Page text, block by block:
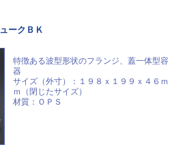
ークＢＫ
特徴ある波型形状のフランジ、 蓋一体型容
器
サイズ（外寸）：１９８ｘ１９９ｘ４６ｍ
ｍ（閉じたサイズ）
材質：ＯＰＳ